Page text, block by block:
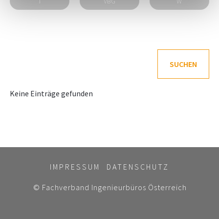
SUCHEN
Keine Einträge gefunden
IMPRESSUM DATENSCHUTZ
© Fachverband Ingenieurbüros Österreich